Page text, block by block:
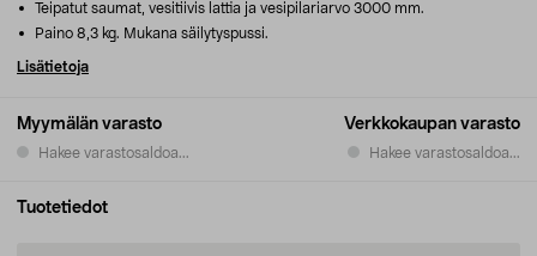
Myymälän varasto
Hakee varastosaldoa...
Verkkokaupan varasto
Hakee varastosaldoa...
Teipatut saumat, vesitiivis lattia ja vesipilariarvo 3000 mm.
Paino 8,3 kg. Mukana säilytyspussi.
Lisätietoja
Tuotetiedot